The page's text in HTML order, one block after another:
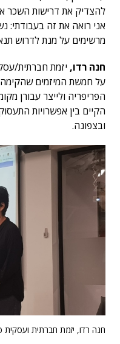
להצדיק את דרישות השכר
אני רואה את זה בעבודתי:
מרשימים על מנת לדרוש
חנה רדו, יזמת חברתית/
על חמשת המיזמים
הפריפריה ולייצר עבורן
הקיים בין אפשרויות
ובצפונה.
חנה רדו, יזמת חברתית ועסקית